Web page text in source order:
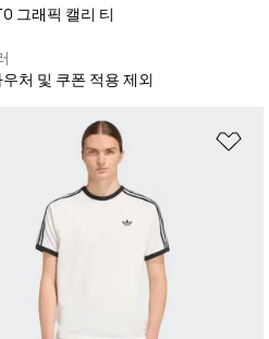
그래픽 캘리 티
우처 및 쿠폰 적용 제외